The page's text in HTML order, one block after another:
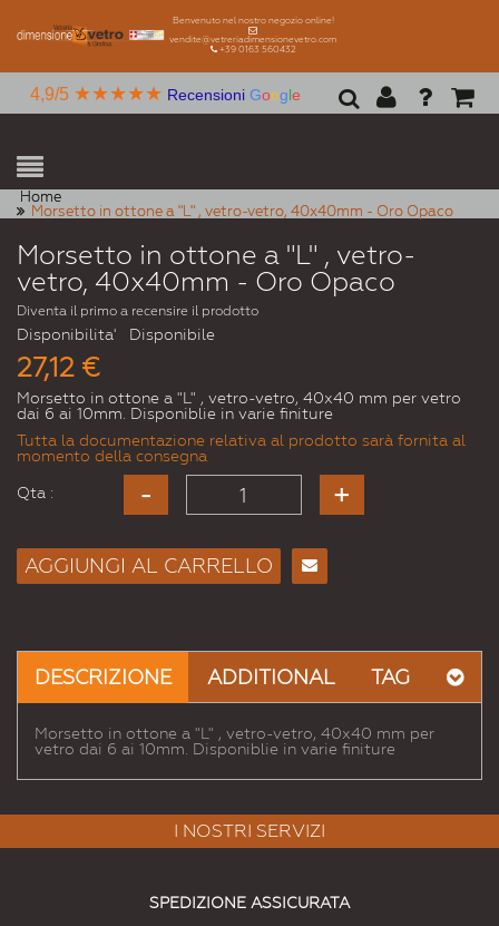
Benvenuto nel nostro negozio online!
vendite@vetreriadimensionevetro.com
+39 0163 560432
4,9/5 ★★★★★ Recensioni Google
Home
Morsetto in ottone a "L" , vetro-vetro, 40x40mm - Oro Opaco
Morsetto in ottone a "L" , vetro-
vetro, 40x40mm - Oro Opaco
Diventa il primo a recensire il prodotto
Disponibilita' Disponibile
27,12 €
Morsetto in ottone a "L" , vetro-vetro, 40x40 mm per vetro
dai 6 ai 10mm. Disponiblie in varie finiture
Tutta la documentazione relativa al prodotto sarà fornita al
momento della consegna
Qta :
AGGIUNGI AL CARRELLO
Amico
DESCRIZIONE ADDITIONAL TAG
Morsetto in ottone a "L" , vetro-vetro, 40x40 mm per
vetro dai 6 ai 10mm. Disponiblie in varie finiture
I NOSTRI SERVIZI
SPEDIZIONE ASSICURATA